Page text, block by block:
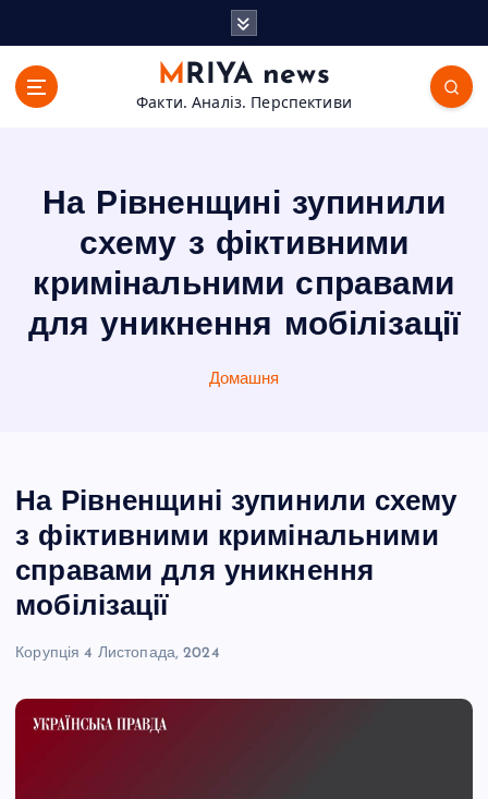
MRIYA news
Факти. Аналіз. Перспективи
На Рівненщині зупинили
схему з фіктивними
кримінальними справами
для уникнення мобілізації
Домашня
На Рівненщині зупинили схему
з фіктивними кримінальними
справами для уникнення
мобілізації
Корупція 4 Листопада, 2024